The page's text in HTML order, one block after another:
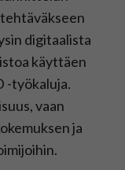
digitaalista
käyttäen
-työkaluja.
vaan
ja